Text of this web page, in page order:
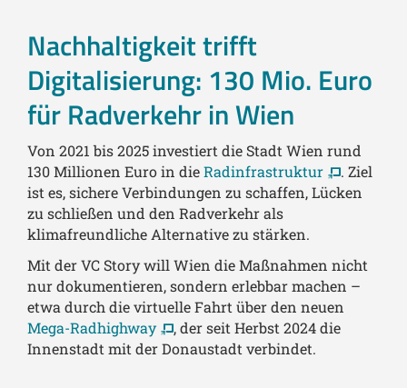
Nachhaltigkeit trifft
Digitalisierung: 130 Mio. Euro
für Radverkehr in Wien
Von 2021 bis 2025 investiert die Stadt Wien rund
130 Millionen Euro in dieRadinfrastruktur
. Ziel
ist es, sichere Verbindungen zu schaffen, Lücken
zu schließen und den Radverkehr als
klimafreundliche Alternative zu stärken.
Mit der VC Story will Wien die Maßnahmen nicht
nur dokumentieren, sondern erlebbar machen –
etwa durch die virtuelle Fahrt über den neuen
Mega-Radhighway
, der seit Herbst 2024 die
Innenstadt mit der Donaustadt verbindet.